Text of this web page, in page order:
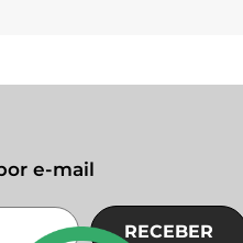
e-mail
RECEBER